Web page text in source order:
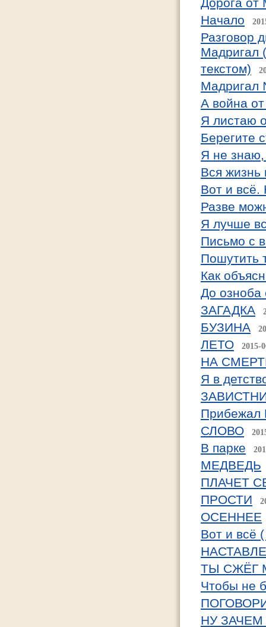
Начало
Разговор
Мадригал
текстом)
А война
Я листаю
Берегите
Я не знаю,
Вся жизнь
Вот и всё.
Разве
Я лучше
Письмо с
Пошутить
Как
До озноба
ЗАГАДКА
БУЗИНА
ЛЕТО 2015-
НА
Я в
Прибежал
СЛОВО
В парке
МЕДВЕДЬ
ПЛАЧЕТ
ПРОСТИ
ОСЕННЕЕ
Вот и всё
ТЫ СЖЁГ
Чтобы не
НУ